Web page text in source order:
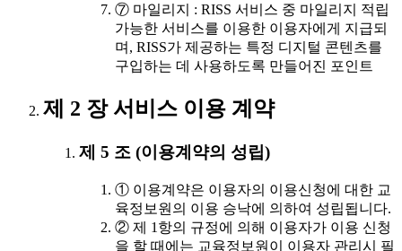
⑦ 마일리지 : RISS 서비스 중 마일리지 적립
가능한 서비스를 이용한 이용자에게 지급되
며, RISS가 제공하는 특정 디지털 콘텐츠를
구입하는 데 사용하도록 만들어진 포인트
제 2 장 서비스 이용 계약
제 5 조 (이용계약의 성립)
① 이용계약은 이용자의 이용신청에 대한 교
육정보원의 이용 승낙에 의하여 성립됩니다.
② 제 1항의 규정에 의해 이용자가 이용 신청
을 할 때에는 교육정보원이 이용자 관리시 필